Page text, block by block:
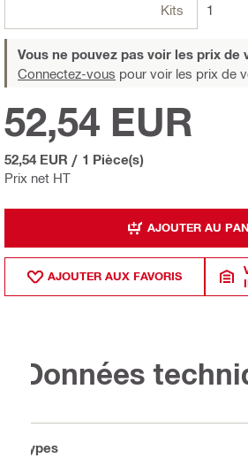
Kits 1
Vous ne pouvez pas voir les prix de
Connectez-vous pour voir les prix de
Prix net HT
52,54 EUR
52,54 EUR / 1 Pièce(s)
AJOUTER AU
AJOUTER AUX FAVORIS
Données
Types